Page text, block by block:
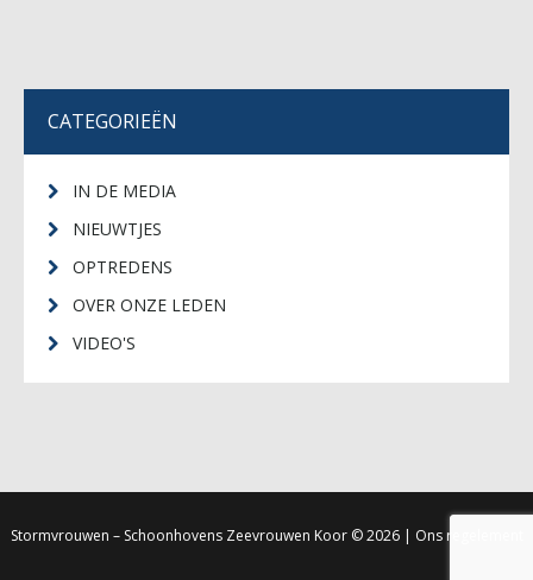
CATEGORIEËN
IN DE MEDIA
NIEUWTJES
OPTREDENS
OVER ONZE LEDEN
VIDEO'S
Stormvrouwen – Schoonhovens Zeevrouwen Koor© 2026 | Ons regelement